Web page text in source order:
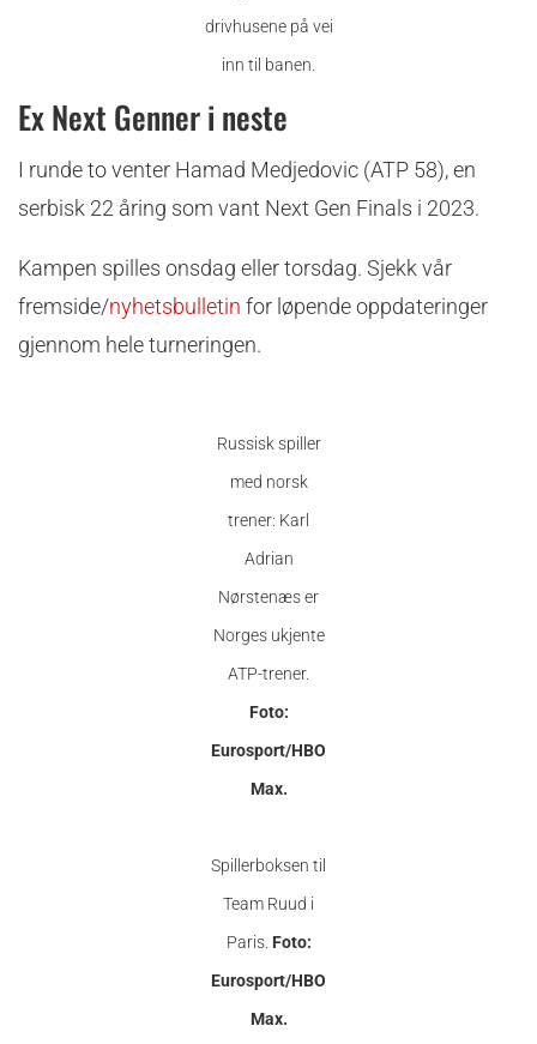
drivhusene på vei
inn til banen.
Ex Next Genner i neste
I runde to venter Hamad Medjedovic (ATP 58), en
serbisk 22 åring som vant Next Gen Finals i 2023.
Kampen spilles onsdag eller torsdag. Sjekk vår
fremside/nyhetsbulletin for løpende oppdateringer
gjennom hele turneringen.
Russisk spiller
med norsk
trener: Karl
Adrian
Nørstenæs er
Norges ukjente
ATP-trener.
Foto:
Eurosport/HBO
Max.
Spillerboksen til
Team Ruud i
Paris. Foto:
Eurosport/HBO
Max.